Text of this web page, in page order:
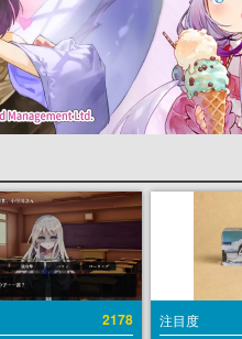
2178 注目度